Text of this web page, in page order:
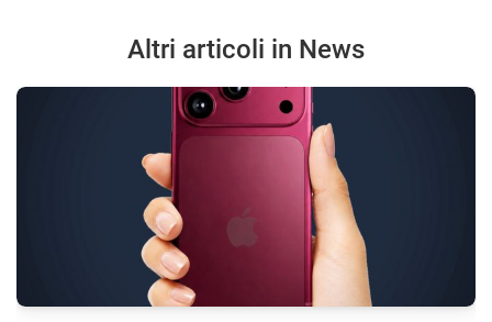
Altri articoli in News